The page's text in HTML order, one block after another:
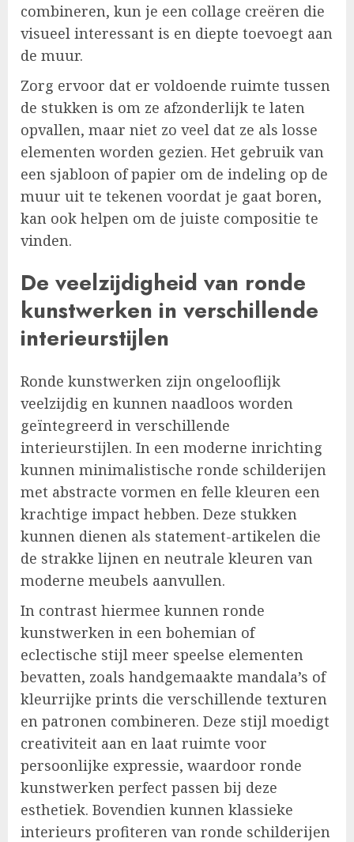
combineren, kun je een collage creëren die
visueel interessant is en diepte toevoegt aan
de muur.
Zorg ervoor dat er voldoende ruimte tussen
de stukken is om ze afzonderlijk te laten
opvallen, maar niet zo veel dat ze als losse
elementen worden gezien. Het gebruik van
een sjabloon of papier om de indeling op de
muur uit te tekenen voordat je gaat boren,
kan ook helpen om de juiste compositie te
vinden.
De veelzijdigheid van ronde
kunstwerken in verschillende
interieurstijlen
Ronde kunstwerken zijn ongelooflijk
veelzijdig en kunnen naadloos worden
geïntegreerd in verschillende
interieurstijlen. In een moderne inrichting
kunnen minimalistische ronde schilderijen
met abstracte vormen en felle kleuren een
krachtige impact hebben. Deze stukken
kunnen dienen als statement-artikelen die
de strakke lijnen en neutrale kleuren van
moderne meubels aanvullen.
In contrast hiermee kunnen ronde
kunstwerken in een bohemian of
eclectische stijl meer speelse elementen
bevatten, zoals handgemaakte mandala’s of
kleurrijke prints die verschillende texturen
en patronen combineren. Deze stijl moedigt
creativiteit aan en laat ruimte voor
persoonlijke expressie, waardoor ronde
kunstwerken perfect passen bij deze
esthetiek. Bovendien kunnen klassieke
interieurs profiteren van ronde schilderijen